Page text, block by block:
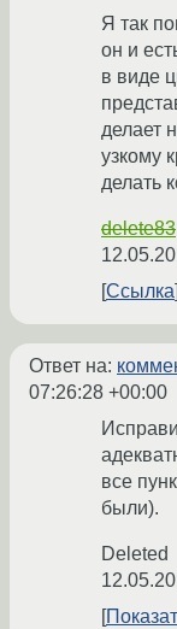
Я так
он и
в виде
делает
узкому
делать
delete83
Ссылка
Ответ на:
07:26:28 +00:00
все
были).
Deleted